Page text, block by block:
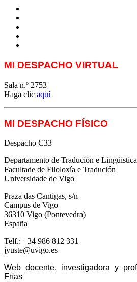
MI DESPACHO VIRTUAL
Sala n.º 2753
Haga clic aquí
MI DESPACHO FÍSICO
Despacho C33
Departamento de Tradución e Lingüística
Facultade de Filoloxía e Tradución
Universidade de Vigo
Praza das Cantigas, s/n
Campus de Vigo
36310 Vigo (Pontevedra)
España
Telf.: +34 986 812 331
jyuste@uvigo.es
Web docente, investigadora y
Frías